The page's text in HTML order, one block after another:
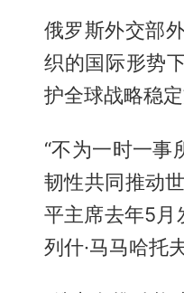
俄罗斯外交部
织的国际形势
护全球战略稳
“不为一时一事
韧性共同推动
平主席去年5月
列什·马马哈托